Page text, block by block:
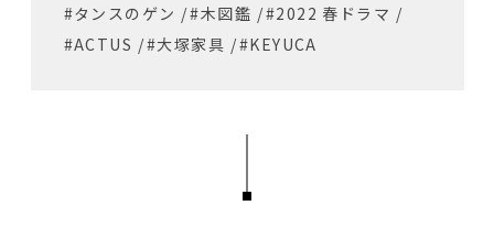
#タンスのゲン /#木図鑑 /#2022 春ドラマ /
#ACTUS /#大塚家具 /#KEYUCA